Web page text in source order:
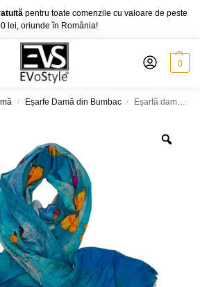
pentru toate comenzile cu valoare de peste
lei, oriunde în România!
0
/ Eșarfe Damă din Bumbac / Eșarfă damă bumbac 100% – Turquoise Butterfly Garden B09-3 (65×180 cm) | Print Artistic, Cutie Cadou